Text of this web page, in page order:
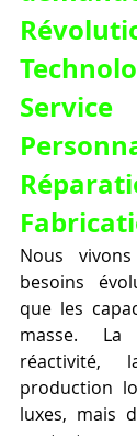
Nous
besoins
que les
masse. La
production
luxes, mais